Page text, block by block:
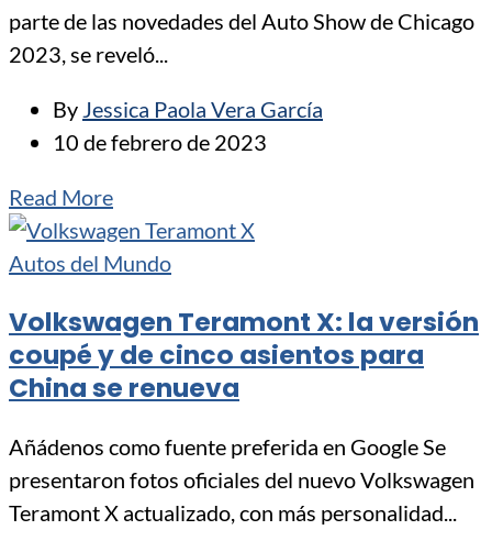
parte de las novedades del Auto Show de Chicago
2023, se reveló...
By Jessica Paola Vera García
10 de febrero de 2023
Read More
Autos del Mundo
Volkswagen Teramont X: la versión
coupé y de cinco asientos para
China se renueva
Añádenos como fuente preferida en Google Se
presentaron fotos oficiales del nuevo Volkswagen
Teramont X actualizado, con más personalidad...